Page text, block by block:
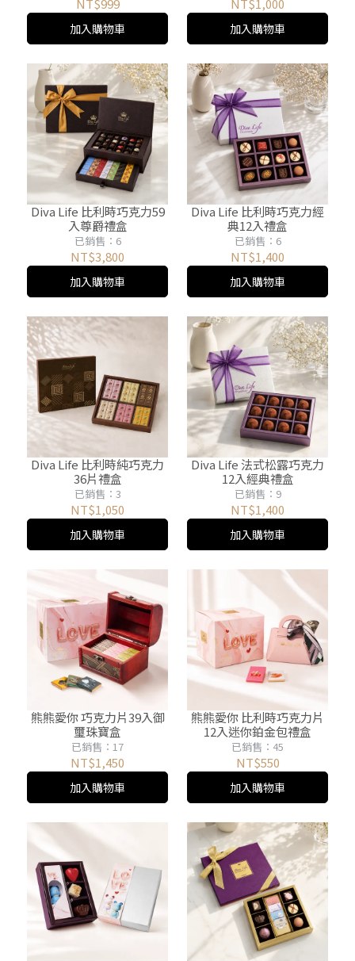
NT$999
加入購物車
NT$1,000
加入購物車
Diva Life 比利時巧克力59
入尊爵禮盒
已銷售：6
NT$3,800
加入購物車
Diva Life 比利時巧克力經
典12入禮盒
已銷售：6
NT$1,400
加入購物車
Diva Life 比利時純巧克力
36片禮盒
已銷售：3
NT$1,050
加入購物車
Diva Life 法式松露巧克力
12入經典禮盒
已銷售：9
NT$1,400
加入購物車
熊熊愛你 巧克力片39入御
璽珠寶盒
已銷售：17
NT$1,450
加入購物車
熊熊愛你 比利時巧克力片
12入迷你鉑金包禮盒
已銷售：45
NT$550
加入購物車